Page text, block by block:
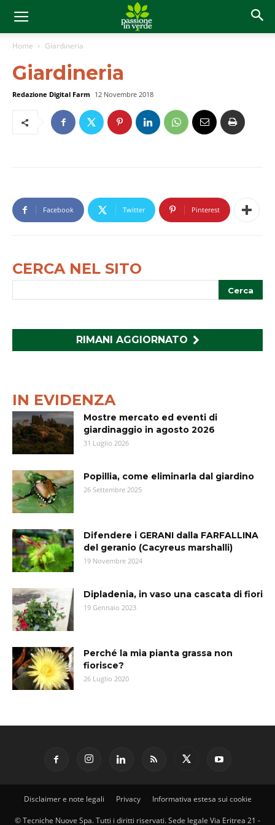
Home Giardineria
Giardineria
Redazione Digital Farm 12 Novembre 2018
Facebook Twitter Pinterest
CERCA NEL SITO
RIMANI AGGIORNATO
IN EVIDENZA
Mostre mercato ed eventi di
giardinaggio in agosto 2026
31 Luglio 2026
Popillia, come eliminarla dal giardino
26 Settembre 2025
Difendere i GERANI dalla FARFALLINA
del geranio (Cacyreus marshalli)
19 Novembre 2024
Dipladenia, in vaso una cascata di fiori
19 Gennaio 2023
Perché la mia pianta grassa non
fiorisce?
26 Luglio 2020
Disclaimer e note legali Privacy Informativa estesa sui cookie
© Tecniche Nuove Spa. Tutti i diritti riservati. Sede legale Via Eritrea 21 -